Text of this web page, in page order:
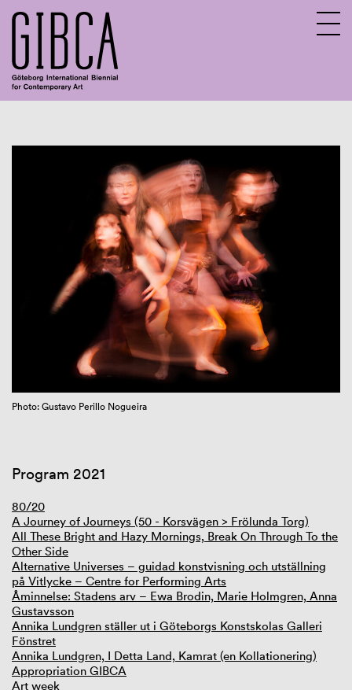
About GIBCA Extended
Extended program
Participating venues 2025
GIBCA Extended 2015
GIBCA Extended 2017
GIBCA Extended 2019
GIBCA Extended 2013
GIBCA Extended 2021
Exhibition
Actors 2021
Program 2021
GIBCA Extended 2023
Photo: Gustavo Perillo Nogueira
Program 2021
80/20
A Journey of Journeys (50 - Korsvägen > Frölunda Torg)
All These Bright and Hazy Mornings, Break On Through To the
Other Side
Alternative Universes – guidad konstvisning och utställning
på Vitlycke – Centre for Performing Arts
Åminnelse: Stadens arv – Ewa Brodin, Marie Holmgren, Anna
Gustavsson
Annika Lundgren ställer ut i Göteborgs Konstskolas Galleri
Fönstret
Annika Lundgren, I Detta Land, Kamrat (en Kollationering)
Appropriation GIBCA
Art week